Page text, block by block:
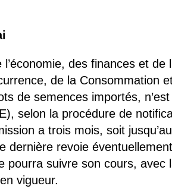
des finances et de
de la Consommation
de semences importés,
selon la procédure de
a trois mois, soit
revoie
pourra suivre son cours, avec
vigueur.